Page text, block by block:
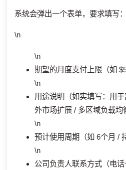
系统会弹出一个表单，要求填写：
\n
\n
期望的月度支付上限（如
\n
用途说明（如实填写：用
外市场扩展 / 多区域负载均
\n
预计使用周期（如 6个月 /
\n
公司负责人联系方式（电话